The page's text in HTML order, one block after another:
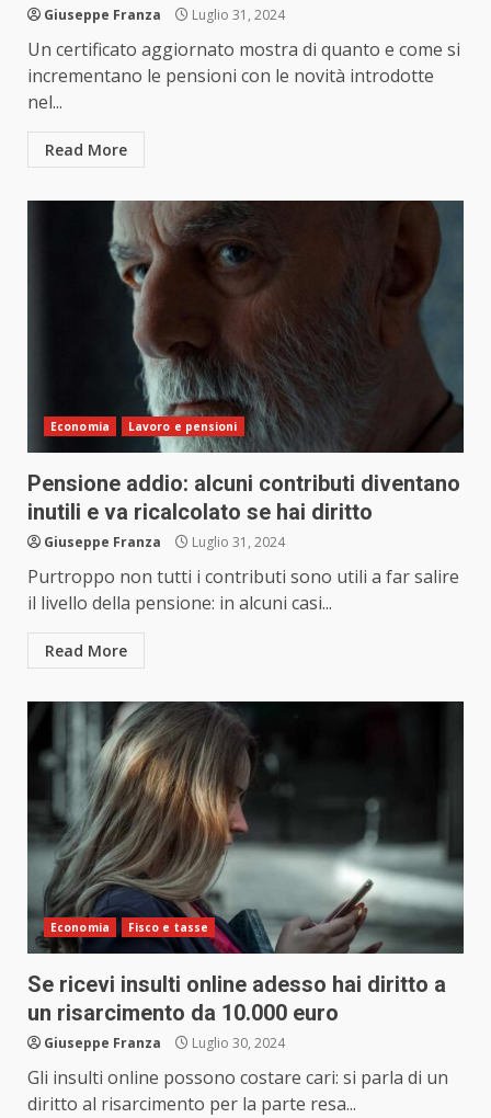
Giuseppe Franza Luglio 31, 2024
Un certificato aggiornato mostra di quanto e come si
incrementano le pensioni con le novità introdotte
nel...
Read More
Economia Lavoro e pensioni
Pensione addio: alcuni contributi diventano
inutili e va ricalcolato se hai diritto
Giuseppe Franza Luglio 31, 2024
Purtroppo non tutti i contributi sono utili a far salire
il livello della pensione: in alcuni casi...
Read More
Economia Fisco e tasse
Se ricevi insulti online adesso hai diritto a
un risarcimento da 10.000 euro
Giuseppe Franza Luglio 30, 2024
Gli insulti online possono costare cari: si parla di un
diritto al risarcimento per la parte resa...